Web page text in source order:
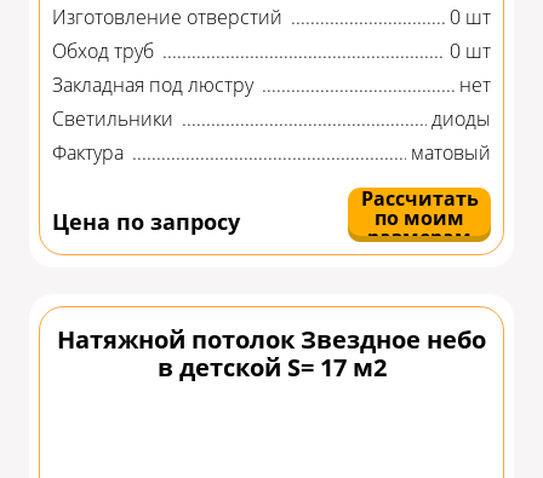
Изготовление отверстий
0 шт
Обход труб
0 шт
Закладная под люстру
нет
Светильники
диоды
Фактура
матовый
Цена по запросу
Рассчитать
по моим
размерам
Натяжной потолок Звездное небо
в детской S= 17 м2